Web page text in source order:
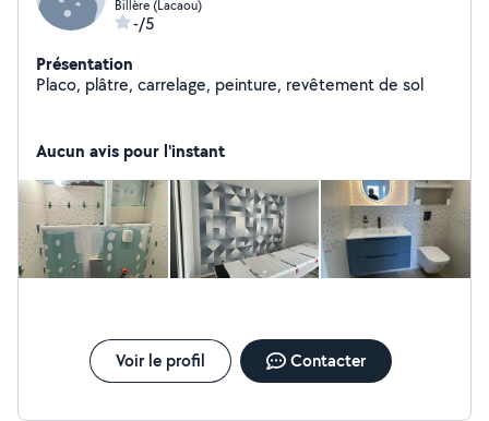
Billère (Lacaou)
-/5
Présentation
Placo, plâtre, carrelage, peinture, revêtement de sol
Aucun avis pour l'instant
Voir le profil Contacter